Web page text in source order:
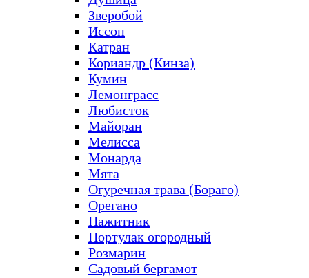
Зверобой
Иссоп
Катран
Кориандр (Кинза)
Кумин
Лемонграсс
Любисток
Майоран
Мелисса
Монарда
Мята
Огуречная трава (Бораго)
Орегано
Пажитник
Портулак огородный
Розмарин
Садовый бергамот